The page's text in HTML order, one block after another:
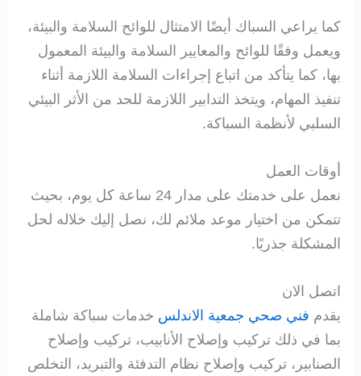
كما يراعي السباك أيضًا الامتثال للوائح السلامة والبيئة،
ويعمل وفقًا للوائح والمعايير السلامة والبيئة المعمول
بها، كما يتأكد من اتباع إجراءات السلامة اللازمة أثناء
تنفيذ المهام، ويتخذ التدابير اللازمة للحد من الأثر البيئي
السلبي لأنظمة السباكة.
أوقات العمل
نعمل على خدمتك على مدار 24 ساعة كل يوم، بحيث
تتمكن من اختيار موعد ملائم لك، نصل إليك خلاله لحل
المشكلة جذريًا.
اتصل الان
يقدم فني صحي جمعية الاندلس خدمات سباكة شاملة
بما في ذلك تركيب وإصلاح الأنابيب، تركيب وإصلاح
الصنابير، تركيب وإصلاح نظام التدفئة والتبريد، التخلص